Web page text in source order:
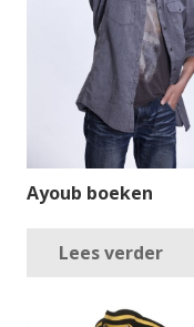
Ayoub boeken
Lees verder